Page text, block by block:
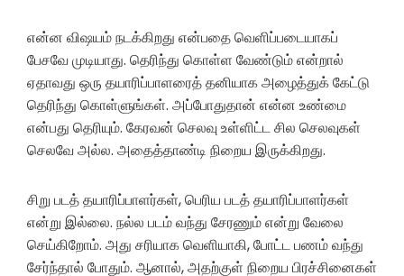
என்ன விஷயம் நடக்கிறது என்பதை வெளிப்படையாகப்
பேசவே முடியாது. தெரிந்து கொள்ள வேண்டும் என்றால்
ஏதாவது ஒரு தயாரிப்பாளரைத் தனியாக அழைத்துக் கேட்டு
தெரிந்து கொள்ளுங்கள். அப்போதுதான் என்ன உண்மை
என்பது தெரியும். கேரவன் செலவு உள்ளிட்ட சில செலவுகள்
செலவே அல்ல. அதைத்தாண்டி நிறைய இருக்கிறது.
சிறு படத் தயாரிப்பாளர்கள், பெரிய படத் தயாரிப்பாளர்கள்
என்று இல்லை. நல்ல படம் வந்து சேரணும் என்று வேலை
செய்கிறோம். அது சரியாக வெளியாகி, போட்ட பணம் வந்து
சேர்ந்தால் போதும். ஆனால், அதற்குள் நிறைய பிரச்சினைகள்